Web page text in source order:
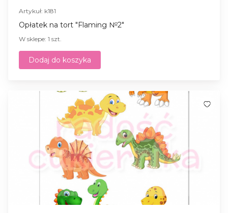
Artykuł: k181
Opłatek na tort "Flaming №2"
W sklepe: 1 szt.
Dodaj do koszyka